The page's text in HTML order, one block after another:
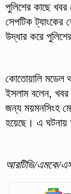
পুলিশের কাছে খবর
সেপটিক ট্যাংকের
উদ্ধার করে
কোতোয়ালি মডেল
ইসলাম বলেন, খবর
জন্য ময়মনসিংহ
হয়েছে। এ
আরটিভি/এমকে/